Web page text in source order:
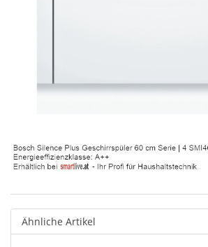
Ähnliche Artikel